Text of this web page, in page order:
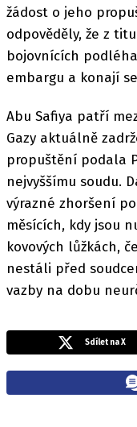
žádost o jeho
odpověděly, že z
bojovnících
embargu a konají
Abu Safiya patří
Gazy aktuálně
propuštění podala
nejvyššímu soudu.
výrazné zhoršení
měsících, kdy jsou
kovových lůžkách,
nestáli před
vazby na dobu
Sdílet na X